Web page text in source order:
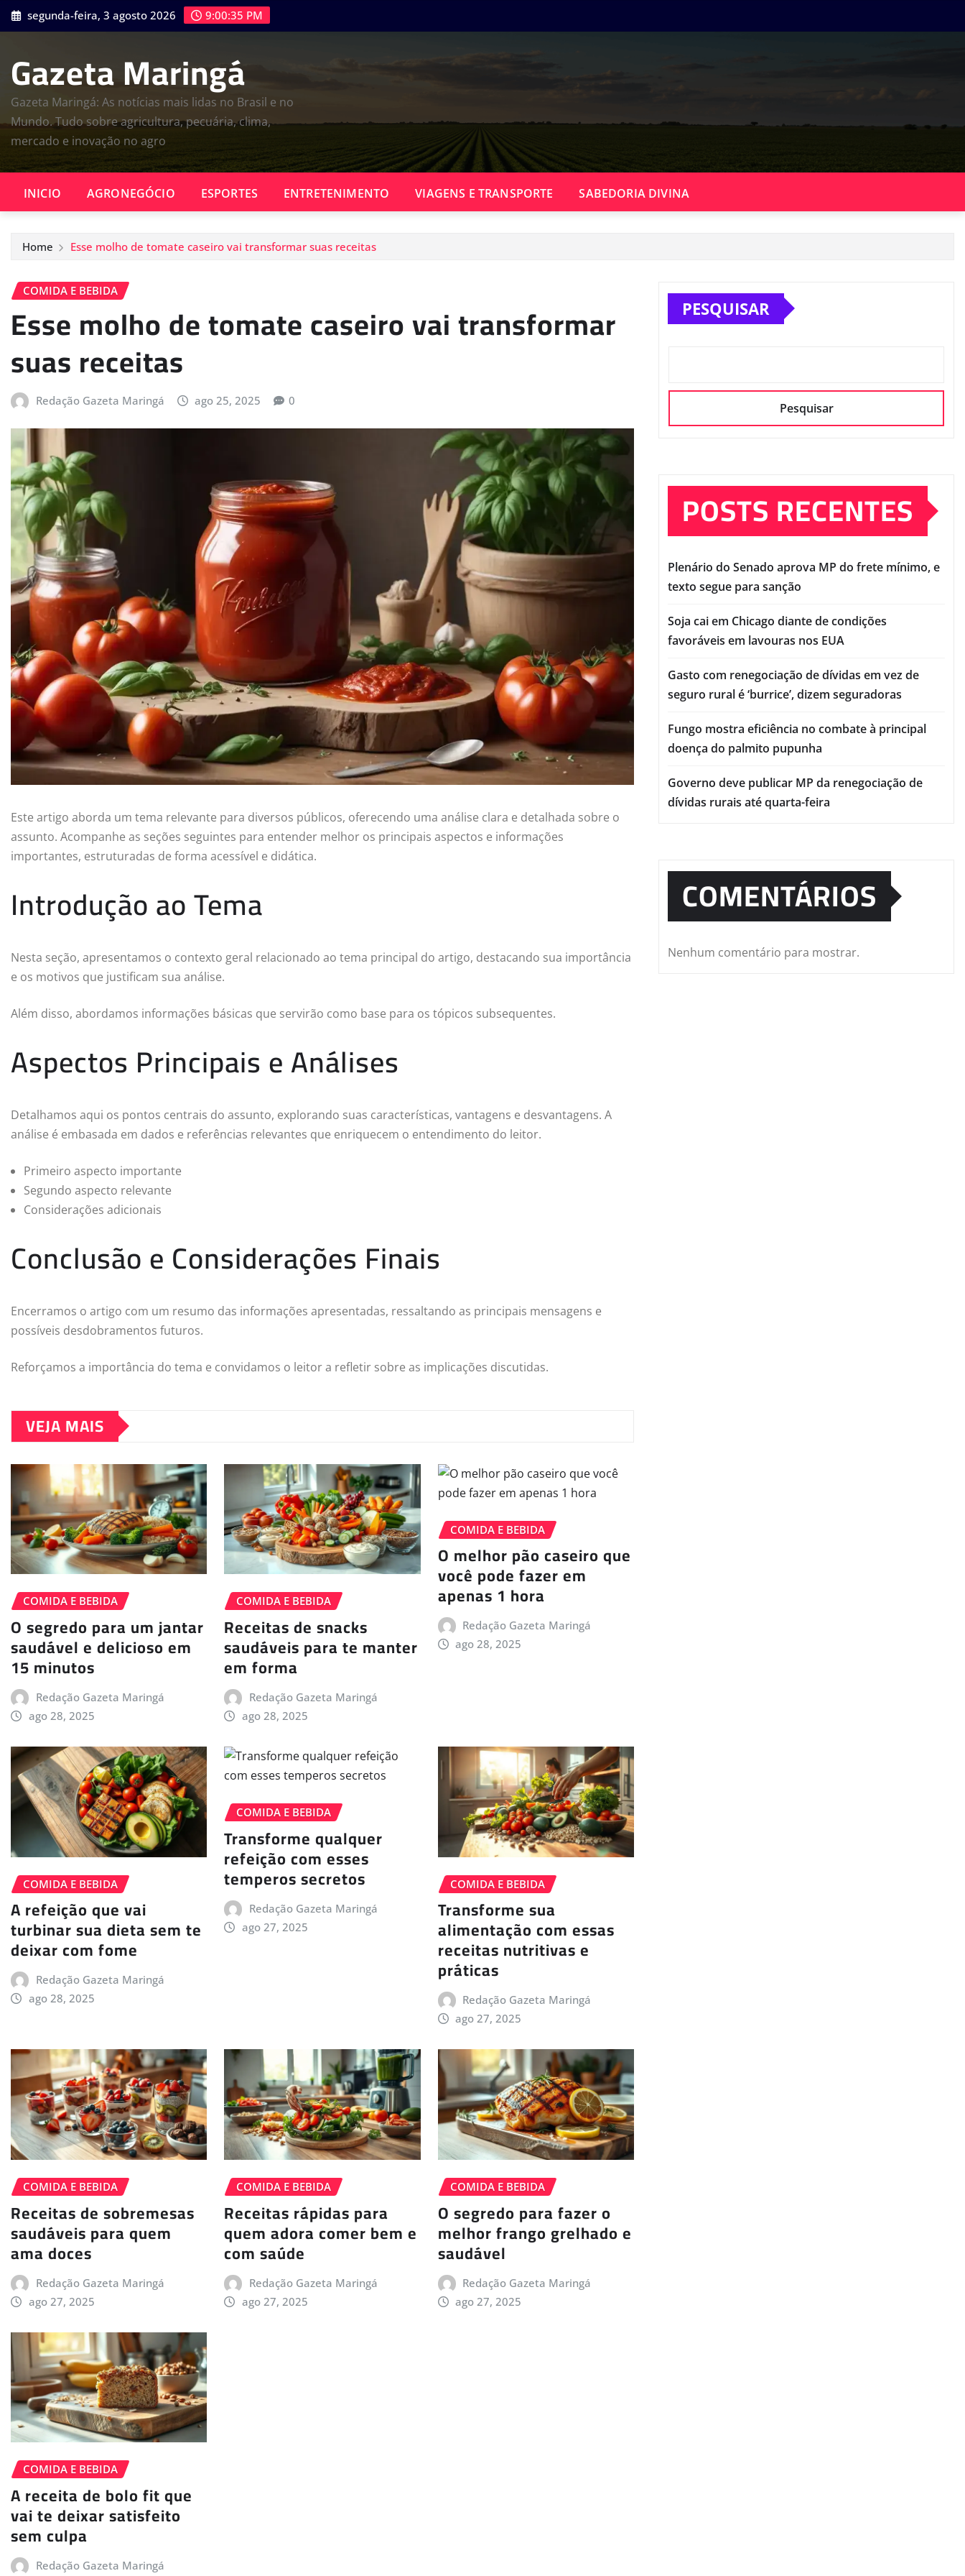
Skip
to
segunda-feira, 3 agosto 2026 9:00:36 PM
Gazeta Maringá
Gazeta Maringá: As notícias mais lidas no Brasil e no
Mundo. Tudo sobre agricultura, pecuária, clima,
mercado e inovação no agro
INICIO AGRONEGÓCIO ESPORTES ENTRETENIMENTO VIAGENS E TRANSPORTE SABEDORIA DIVINA
Home Esse molho de tomate caseiro vai transformar suas receitas
COMIDA E BEBIDA
Esse molho de tomate caseiro vai transformar
suas receitas
Redação Gazeta Maringá ago 25, 2025 0
Este artigo aborda um tema relevante para diversos públicos, oferecendo uma análise clara e detalhada sobre o
assunto. Acompanhe as seções seguintes para entender melhor os principais aspectos e informações
importantes, estruturadas de forma acessível e didática.
Introdução ao Tema
Nesta seção, apresentamos o contexto geral relacionado ao tema principal do artigo, destacando sua importância
e os motivos que justificam sua análise.
Além disso, abordamos informações básicas que servirão como base para os tópicos subsequentes.
Aspectos Principais e Análises
Detalhamos aqui os pontos centrais do assunto, explorando suas características, vantagens e desvantagens. A
análise é embasada em dados e referências relevantes que enriquecem o entendimento do leitor.
Primeiro aspecto importante
Segundo aspecto relevante
Considerações adicionais
Conclusão e Considerações Finais
Encerramos o artigo com um resumo das informações apresentadas, ressaltando as principais mensagens e
possíveis desdobramentos futuros.
Reforçamos a importância do tema e convidamos o leitor a refletir sobre as implicações discutidas.
VEJA MAIS
COMIDA E BEBIDA
O segredo para um jantar
saudável e delicioso em
15 minutos
Redação Gazeta Maringá
ago 28, 2025
COMIDA E BEBIDA
Receitas de snacks
saudáveis para te manter
em forma
Redação Gazeta Maringá
ago 28, 2025
COMIDA E BEBIDA
O melhor pão caseiro que
você pode fazer em
apenas 1 hora
Redação Gazeta Maringá
ago 28, 2025
COMIDA E BEBIDA
A refeição que vai
turbinar sua dieta sem te
deixar com fome
Redação Gazeta Maringá
ago 28, 2025
COMIDA E BEBIDA
Transforme qualquer
refeição com esses
temperos secretos
Redação Gazeta Maringá
ago 27, 2025
COMIDA E BEBIDA
Transforme sua
alimentação com essas
receitas nutritivas e
práticas
Redação Gazeta Maringá
ago 27, 2025
COMIDA E BEBIDA
Receitas de sobremesas
saudáveis para quem
ama doces
Redação Gazeta Maringá
ago 27, 2025
COMIDA E BEBIDA
Receitas rápidas para
quem adora comer bem e
com saúde
Redação Gazeta Maringá
ago 27, 2025
COMIDA E BEBIDA
O segredo para fazer o
melhor frango grelhado e
saudável
Redação Gazeta Maringá
ago 27, 2025
COMIDA E BEBIDA
A receita de bolo fit que
vai te deixar satisfeito
sem culpa
Redação Gazeta Maringá
PESQUISAR
Pesquisar
POSTS RECENTES
Plenário do Senado aprova MP do frete mínimo, e
texto segue para sanção
Soja cai em Chicago diante de condições
favoráveis em lavouras nos EUA
Gasto com renegociação de dívidas em vez de
seguro rural é ‘burrice’, dizem seguradoras
Fungo mostra eficiência no combate à principal
doença do palmito pupunha
Governo deve publicar MP da renegociação de
dívidas rurais até quarta-feira
COMENTÁRIOS
Nenhum comentário para mostrar.